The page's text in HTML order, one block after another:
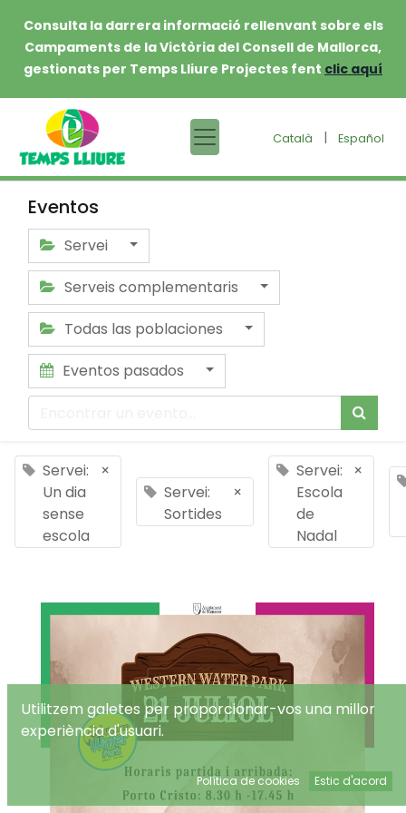
Consulta la darrera informació rellenvant sobre els
Campaments de la Victòria del Consell de Mallorca,
gestionats per Temps Lliure Projectes fent clic aquí
Català | Español
Eventos
Servei
Serveis complementaris
Todas las poblaciones
Eventos pasados
Servei:
Un dia
sense
escola
×
Servei:
Sortides
×
Servei:
Escola
de
Nadal
×
Utilitzem galetes per proporcionar-vos una millor
experiència d'usuari.
Política de cookies Estic d'acord